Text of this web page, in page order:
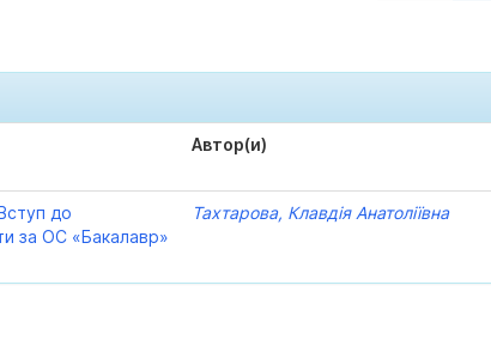
Автор(и)
до
за ОС «Бакалавр»
Тахтарова, Клавдія Анатоліївна